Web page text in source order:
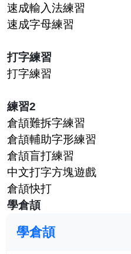
速成輸入法練習
速成字母練習
打字練習
打字練習
練習2
倉頡難拆字練習
倉頡輔助字形練習
倉頡盲打練習
中文打字方塊遊戲
倉頡快打
學倉頡
學倉頡